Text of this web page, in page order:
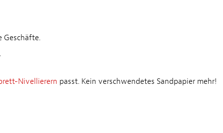
Geschäfte.
Nivellierern passt. Kein verschwendetes Sandpapier mehr!